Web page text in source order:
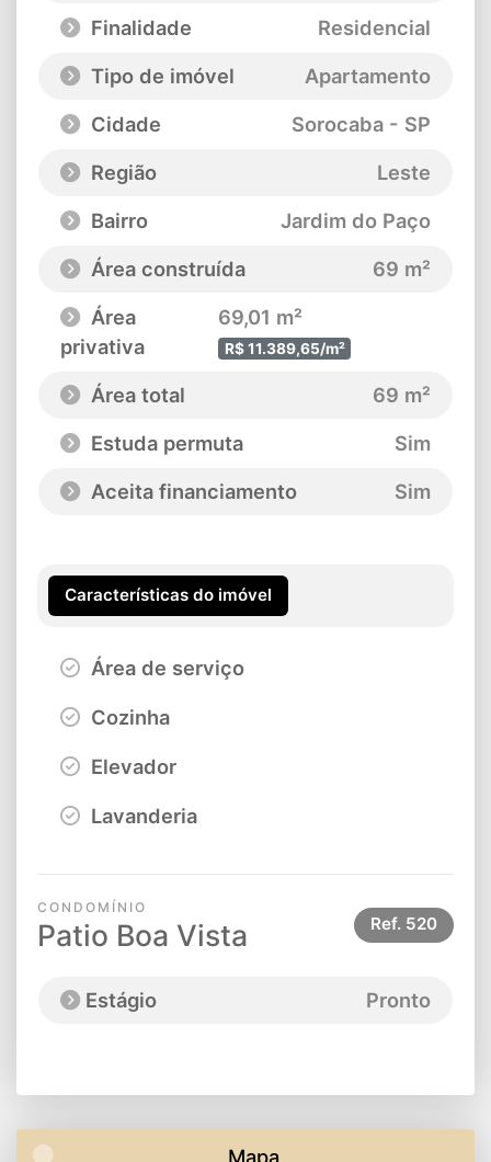
Finalidade
Residencial
Tipo de imóvel
Apartamento
Cidade
Sorocaba - SP
Região
Leste
Bairro
Jardim do Paço
Área construída
69 m²
Área
privativa
69,01 m²
R$ 11.389,65/m²
Área total
69 m²
Estuda permuta
Sim
Aceita financiamento
Sim
Características do imóvel
Área de serviço
Cozinha
Elevador
Lavanderia
CONDOMÍNIO
Patio Boa Vista Ref. 520
Estágio Pronto
Mapa